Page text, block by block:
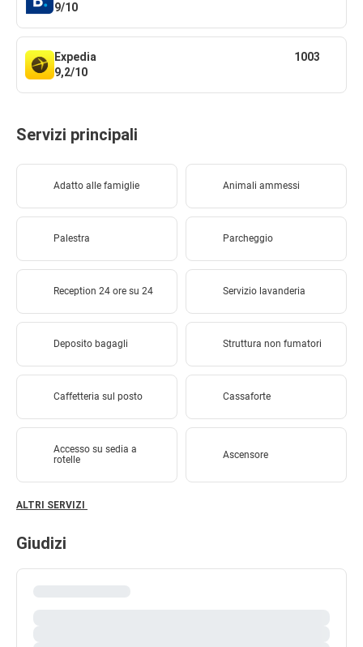
9/10
Expedia
9,2/10
1003
Servizi principali
Adatto alle famiglie Animali ammessi
Palestra Parcheggio
Reception 24 ore su 24 Servizio lavanderia
Deposito bagagli Struttura non fumatori
Caffetteria sul posto Cassaforte
Accesso su sedia a
rotelle
Ascensore
ALTRI SERVIZI
Giudizi